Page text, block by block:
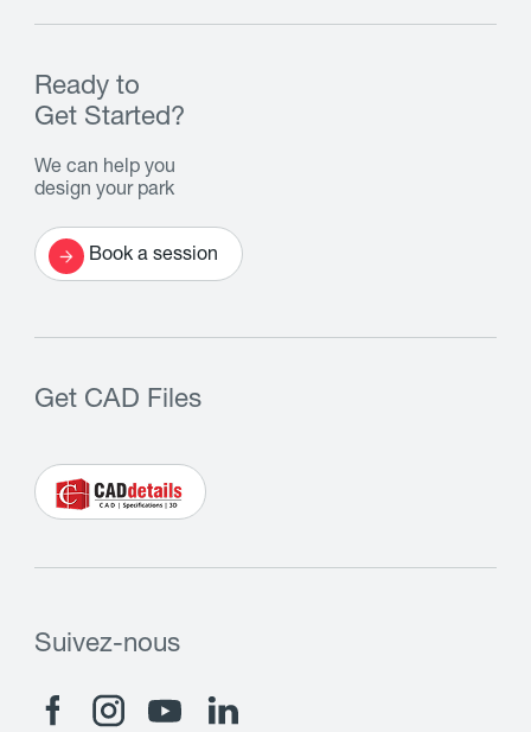
Ready to
Get Started?
We can help you
design your park
Book a session
Get CAD Files
Suivez-nous